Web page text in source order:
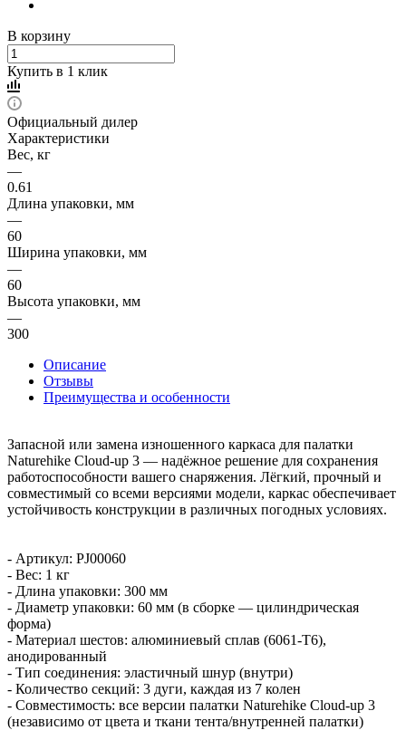
В корзину
Купить в 1 клик
Официальный дилер
Характеристики
Вес, кг
—
0.61
Длина упаковки, мм
—
60
Ширина упаковки, мм
—
60
Высота упаковки, мм
—
300
Описание
Отзывы
Преимущества и особенности
Запасной или замена изношенного каркаса для палатки
Naturehike Cloud-up 3 — надёжное решение для сохранения
работоспособности вашего снаряжения. Лёгкий, прочный и
совместимый со всеми версиями модели, каркас обеспечивает
устойчивость конструкции в различных погодных условиях.
- Артикул: PJ00060
- Вес: 1 кг
- Длина упаковки: 300 мм
- Диаметр упаковки: 60 мм (в сборке — цилиндрическая
форма)
- Материал шестов: алюминиевый сплав (6061-T6),
анодированный
- Тип соединения: эластичный шнур (внутри)
- Количество секций: 3 дуги, каждая из 7 колен
- Совместимость: все версии палатки Naturehike Cloud-up 3
(независимо от цвета и ткани тента/внутренней палатки)